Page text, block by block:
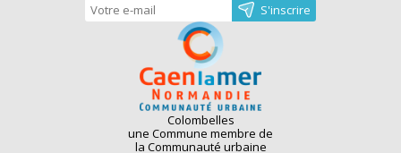
Colombelles
une Commune membre de
la Communauté urbaine